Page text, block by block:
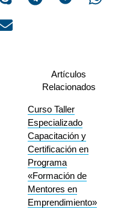
Artículos
Relacionados
Curso Taller
Especializado
Capacitación y
Certificación en
Programa
«Formación de
Mentores en
Emprendimiento»